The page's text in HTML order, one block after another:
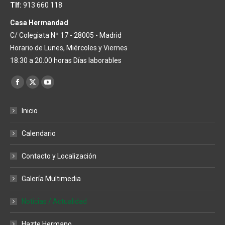
Tlf: 913 660 118
Casa Hermandad
C/ Colegiata Nº 17 - 28005 - Madrid
Horario de Lunes, Miércoles y Viernes
18.30 a 20.00 horas Días laborables
Encuéntranos en:
Facebook
opens
window
X
opens
window
YouTube
window
Inicio
Calendario
Contacto y Localización
Galería Multimedia
Noticias / Actualidad